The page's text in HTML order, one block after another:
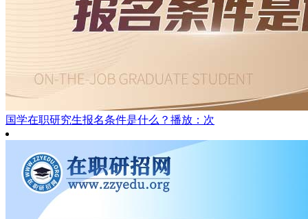
国学在职研究生报名条件是什么？ 播放：次